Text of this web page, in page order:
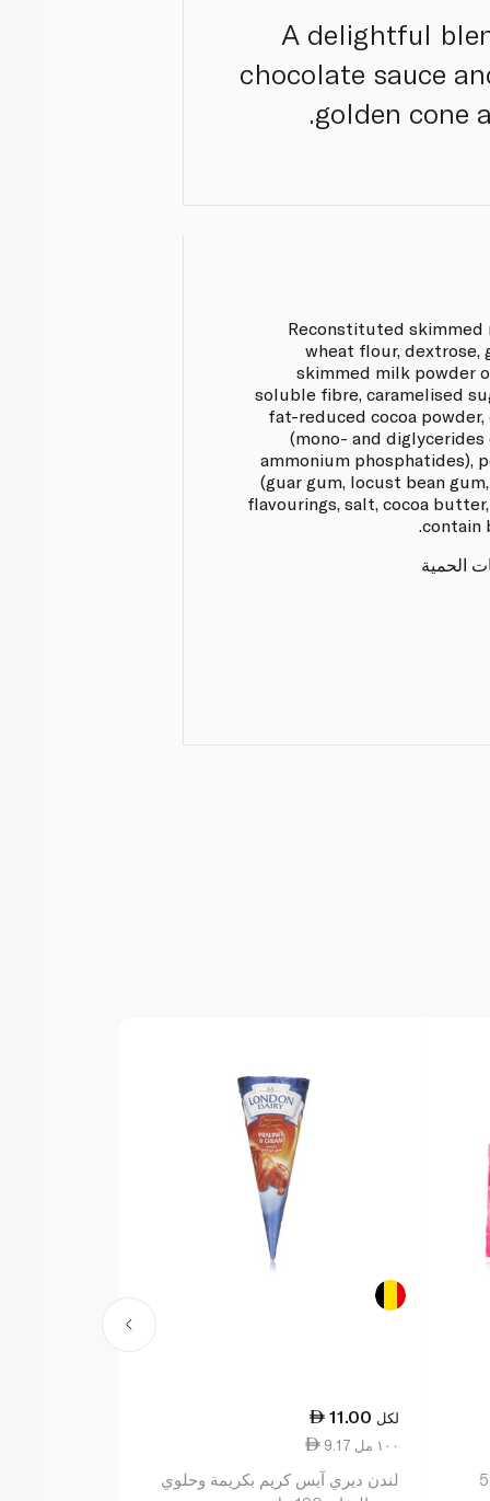
A delightful
chocolate sauce
golden cone
Reconstituted skimmed
wheat flour, dextrose,
skimmed milk powder
soluble fibre, caramelised
fat-reduced cocoa powder,
(mono- and
ammonium phosphatides),
(guar gum, locust bean
flavourings, salt, cocoa
contain
الحمية
إيجلو آيس كريم غزل البنات عدد 5
11.00 لكل
9.17 ١٠٠ مل
لندن ديري آيس كريم بكريمة وحلوي